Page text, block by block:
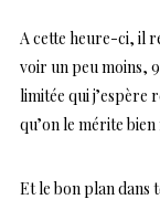
A cette heure-ci, il
voir un peu moins,
limitée qui j’espère
qu’on le mérite bien
Et le bon plan dans